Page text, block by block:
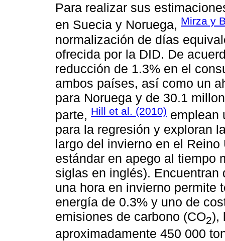
Para realizar sus
en Suecia y Noruega, Mirza y
normalización de días
ofrecida por la DID. De
reducción de 1.3% en el
ambos países, así como un
para Noruega y de 30.1
parte, Hill et al. (2010) emplean
para la regresión y exploran
largo del invierno en el
estándar en apego al tiempo
siglas en inglés).
una hora en invierno permite
energía de 0.3% y uno de
emisiones de carbono (CO2),
aproximadamente 450 000